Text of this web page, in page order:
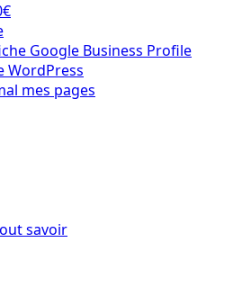
Google Business Profile
WordPress
mes pages
savoir